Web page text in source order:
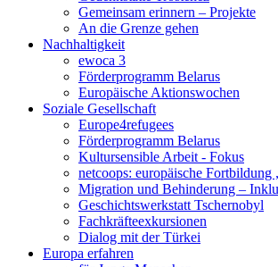
Gemeinsam erinnern – Projekte
An die Grenze gehen
Nachhaltigkeit
ewoca 3
Förderprogramm Belarus
Europäische Aktionswochen
Soziale Gesellschaft
Europe4refugees
Förderprogramm Belarus
Kultursensible Arbeit - Fokus
netcoops: europäische Fortbildung
Migration und Behinderung –
Geschichtswerkstatt Tschernobyl
Fachkräfteexkursionen
Dialog mit der Türkei
Europa erfahren